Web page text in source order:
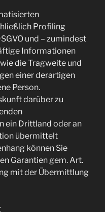
Profiling
und – zumindest
Informationen
die Tragweite und
einer derartigen
Person.
darüber zu
ein Drittland oder an
übermittelt
können Sie
Garantien gem. Art.
mit der Übermittlung